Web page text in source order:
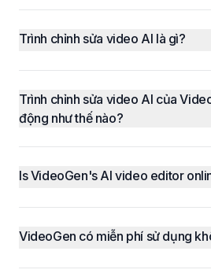
Trình chỉnh sửa video AI là gì?
Trình chỉnh sửa video AI của
động như thế nào?
Is VideoGen's AI video editor
VideoGen có miễn phí sử dụng